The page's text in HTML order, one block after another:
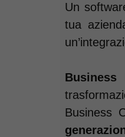
Un
tua
Business
Business